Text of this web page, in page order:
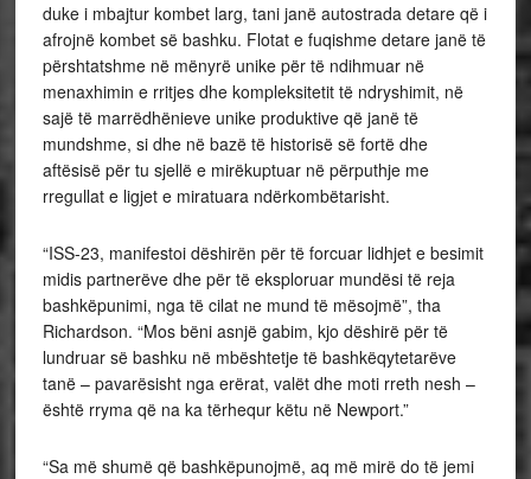
duke i mbajtur kombet larg, tani janë autostrada detare që i
afrojnë kombet së bashku. Flotat e fuqishme detare janë të
përshtatshme në mënyrë unike për të ndihmuar në
menaxhimin e rritjes dhe kompleksitetit të ndryshimit, në
sajë të marrëdhënieve unike produktive që janë të
mundshme, si dhe në bazë të historisë së fortë dhe
aftësisë për tu sjellë e mirëkuptuar në përputhje me
rregullat e ligjet e miratuara ndërkombëtarisht.
“ISS-23, manifestoi dëshirën për të forcuar lidhjet e besimit
midis partnerëve dhe për të eksploruar mundësi të reja
bashkëpunimi, nga të cilat ne mund të mësojmë”, tha
Richardson. “Mos bëni asnjë gabim, kjo dëshirë për të
lundruar së bashku në mbështetje të bashkëqytetarëve
tanë – pavarësisht nga erërat, valët dhe moti rreth nesh –
është rryma që na ka tërhequr këtu në Newport.”
“Sa më shumë që bashkëpunojmë, aq më mirë do të jemi